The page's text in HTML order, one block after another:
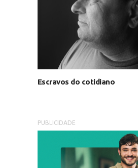
Escravos do cotidiano
PUBLICIDADE